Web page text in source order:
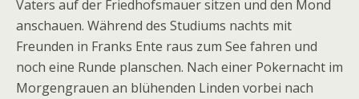
Vaters auf der Friedhofsmauer sitzen und den Mond
anschauen. Während des Studiums nachts mit
Freunden in Franks Ente raus zum See fahren und
noch eine Runde planschen. Nach einer Pokernacht im
Morgengrauen an blühenden Linden vorbei nach